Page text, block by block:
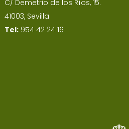
C/ Demetrio de los Ríos, 15.
41003, Sevilla
Tel: 954 42 24 16